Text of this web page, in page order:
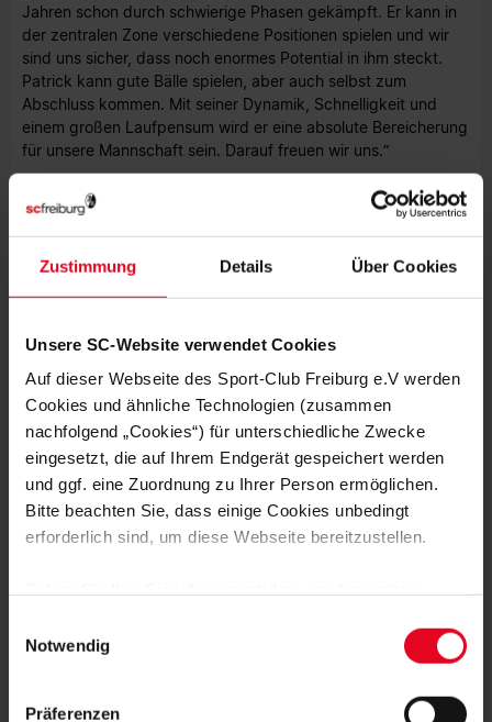
Zustimmung Details Über Cookies
Unsere SC-Website verwendet Cookies
Auf dieser Webseite des Sport-Club Freiburg e.V werden
Cookies und ähnliche Technologien (zusammen
nachfolgend „Cookies“) für unterschiedliche Zwecke
eingesetzt, die auf Ihrem Endgerät gespeichert werden
und ggf. eine Zuordnung zu Ihrer Person ermöglichen.
Bitte beachten Sie, dass einige Cookies unbedingt
erforderlich sind, um diese Webseite bereitzustellen.
Daten von Ihnen (z.B. persönlichen Identifikatoren oder
IP-Adressen) verarbeitet werden. Durch Klicken auf den
Notwendig
Präferenzen
Jahren schon durch schwierige Phasen gekämpft. Er kann in
der zentralen Zone verschiedene Positionen spielen und wir
sind uns sicher, dass noch enormes Potential in ihm steckt.
Patrick kann gute Bälle spielen, aber auch selbst zum
Abschluss kommen. Mit seiner Dynamik, Schnelligkeit und
einem großen Laufpensum wird er eine absolute Bereicherung
für unsere Mannschaft sein. Darauf freuen wir uns.“
Über Vertragsinhalte wurden Stillschweigen vereinbart.
CONFERENCE-LEAGUE-PLAYOFFS
GEGEN HELSINKI ODER MOTHERWELL
MÄNNER 02.08.2026
CONFERENCE-LEAGUE: PLAYOFF-
AUSLOSUNG AM MONTAG